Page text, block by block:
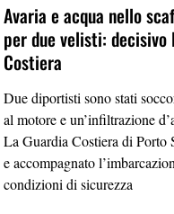
Avaria e acqua nello
per due velisti: decisivo
Costiera
Due diportisti sono stati
al motore e un’infiltrazione
La Guardia Costiera di Porto
e accompagnato
condizioni di sicurezza